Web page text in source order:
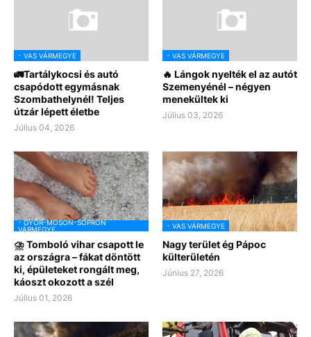
- VAS VÁRMEGYE
🚛Tartálykocsi és autó
csapódott egymásnak
Szombathelynél! Teljes
útzár lépett életbe
Július 04, 2026
- VAS VÁRMEGYE
🔥 Lángok nyelték el az autót
Szemenyénél – négyen
menekültek ki
Július 03, 2026
- GYŐR-MOSON-SOPRON
VÁRMEGYE
⛈️ Tomboló vihar csapott le
az országra – fákat döntött
ki, épületeket rongált meg,
káoszt okozott a szél
Július 01, 2026
- VAS VÁRMEGYE
Nagy terület ég Pápoc
külterületén
Június 27, 2026